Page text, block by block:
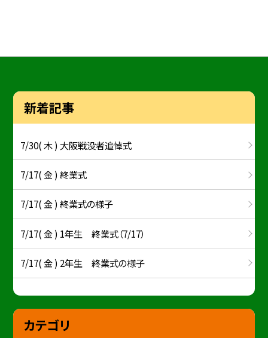
新着記事
7/30( 木 ) 大阪戦没者追悼式
7/17( 金 ) 終業式
7/17( 金 ) 終業式の様子
7/17( 金 ) 1年生 終業式（7/17）
7/17( 金 ) 2年生 終業式の様子
カテゴリ